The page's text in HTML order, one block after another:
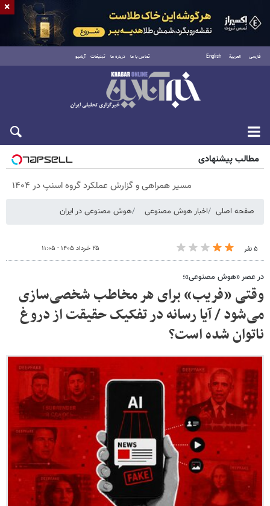
فارسی العربية English تماس با ما درباره ما تبلیغات آرشیو
پنجشنبه ۱۵ مرداد ۱۴۰۵
مطالب پیشنهادی
مسیر همراهی و گزارش عملکرد گروه اسنپ در ۱۴۰۴
صفحه اصلی اخبار هوش مصنوعی هوش مصنوعی در ایران
۵ نفر ۲۵ خرداد ۱۴۰۵ - ۱۱:۰۵
در عصر «هوش مصنوعی»؛
وقتی «فریب» برای هر مخاطب شخصی‌سازی
می‌شود / آیا رسانه در تفکیک حقیقت از دروغ
ناتوان شده است؟
×